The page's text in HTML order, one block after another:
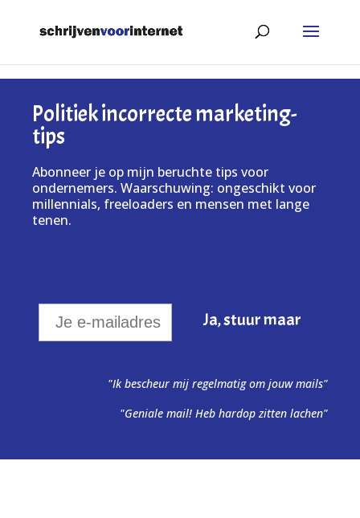
Politiek incorrecte marketing-
tips
Abonneer je op mijn beruchte tips voor
ondernemers. Waarschuwing: ongeschikt voor
millennials, freeloaders en mensen met lange
tenen.
"Ik bescheur mij regelmatig om jouw mails"
"Geniale mail! Heb hardop zitten lachen"